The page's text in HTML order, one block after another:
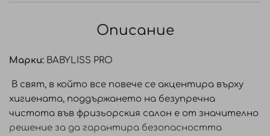
Описание
Марки: BABYLISS PRO
В свят, в който все повече се акцентира върху
хигиената, поддържането на безупречна
чистота във фризьорския салон е от значително
решение за да гарантира безопасността